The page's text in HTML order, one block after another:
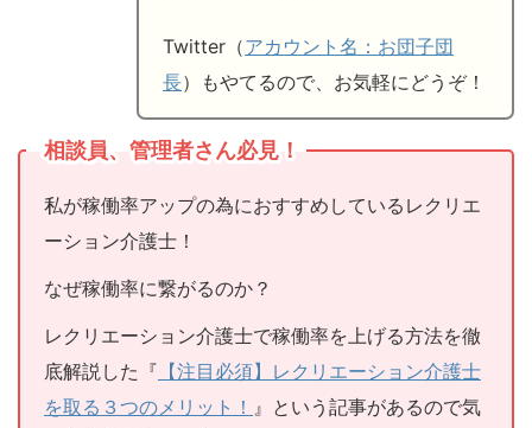
Twitter（アカウント名：お団子団
長）もやてるので、お気軽にどうぞ！
相談員、管理者さん必見！
私が稼働率アップの為におすすめしているレクリエ
ーション介護士！
なぜ稼働率に繋がるのか？
レクリエーション介護士で稼働率を上げる方法を徹
底解説した『 【注目必須】レクリエーション介護士
を取る３つのメリット！ 』という記事があるので気